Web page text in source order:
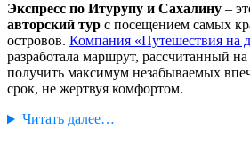
Экспресс по Итурупу и Сахалину –
авторский тур с посещением самых
островов. Компания «Путешествия на
разработала маршрут, рассчитанный
получить максимум незабываемых
срок, не жертвуя комфортом.
Читать далее…